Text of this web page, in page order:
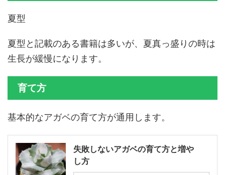
夏型
夏型と記載のある書籍は多いが、夏真っ盛りの時は
生長が緩慢になります。
育て方
基本的なアガベの育て方が通用します。
失敗しないアガベの育て方と増や
し方